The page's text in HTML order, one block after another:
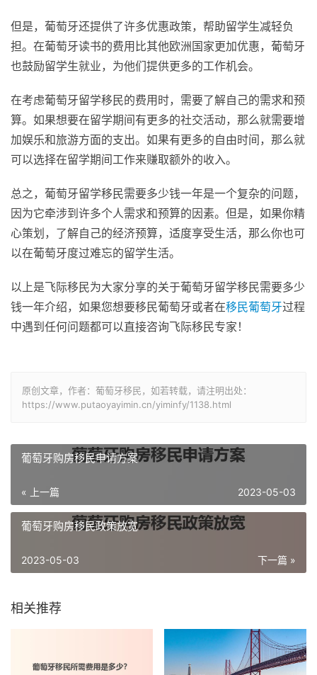
但是，葡萄牙还提供了许多优惠政策，帮助留学生减轻负
担。在葡萄牙读书的费用比其他欧洲国家更加优惠，葡萄牙
也鼓励留学生就业，为他们提供更多的工作机会。
在考虑葡萄牙留学移民的费用时，需要了解自己的需求和预
算。如果想要在留学期间有更多的社交活动，那么就需要增
加娱乐和旅游方面的支出。如果有更多的自由时间，那么就
可以选择在留学期间工作来赚取额外的收入。
总之，葡萄牙留学移民需要多少钱一年是一个复杂的问题，
因为它牵涉到许多个人需求和预算的因素。但是，如果你精
心策划，了解自己的经济预算，适度享受生活，那么你也可
以在葡萄牙度过难忘的留学生活。
以上是飞际移民为大家分享的关于葡萄牙留学移民需要多少
钱一年介绍，如果您想要移民葡萄牙或者在移民葡萄牙过程
中遇到任何问题都可以直接咨询飞际移民专家！
原创文章，作者：葡萄牙移民，如若转载，请注明出处：
https://www.putaoyayimin.cn/yiminfy/1138.html
葡萄牙购房移民申请方案
« 上一篇 2023-05-03
葡萄牙购房移民政策放宽
下一篇 »
2023-05-03
相关推荐